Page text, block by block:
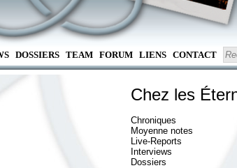
DOSSIERS TEAM FORUM LIENS CONTACT
Chez les
Chroniques
Moyenne notes
Live-Reports
Interviews
Dossiers